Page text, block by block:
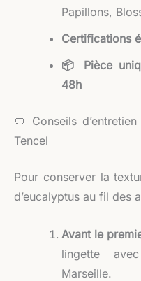
Papillons,
Certifications
📦 Pièce
48h
🧼 Conseils
Tencel
Pour conserver la
d’eucalyptus au fil des
Avant le
lingette
Marseille.